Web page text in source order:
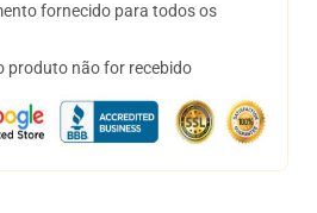
fornecido para todos os
produto não for recebido